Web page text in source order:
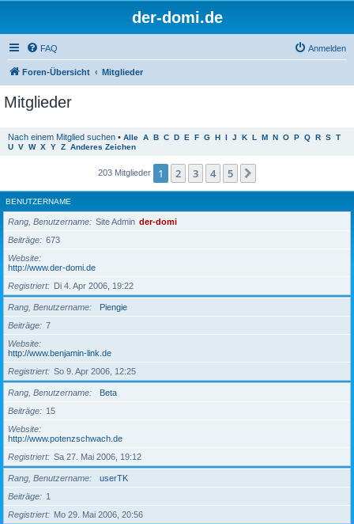
der-domi.de
FAQ Anmelden
Foren-Übersicht Mitglieder
Mitglieder
Nach einem Mitglied suchen • Alle A B C D E F G H I J K L M N O P Q R S T
U V W X Y Z Anderes Zeichen
203 Mitglieder 1 2 3 4 5
BENUTZERNAME
Rang, Benutzername Site Admin der-domi
Beiträge
673
Website
http://www.der-domi.de
Registriert
Di 4. Apr 2006, 19:22
Rang, Benutzername
Piengie
Beiträge
7
Website
http://www.benjamin-link.de
Registriert
So 9. Apr 2006, 12:25
Rang, Benutzername
Beta
Beiträge
15
Website
http://www.potenzschwach.de
Registriert
Sa 27. Mai 2006, 19:12
Rang, Benutzername
userTK
Beiträge
1
Registriert
Mo 29. Mai 2006, 20:56